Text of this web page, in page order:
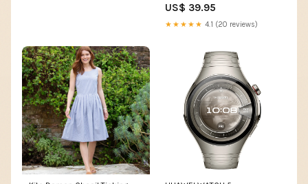
US$ 39.95
★★★★★ 4.1 (20 reviews)